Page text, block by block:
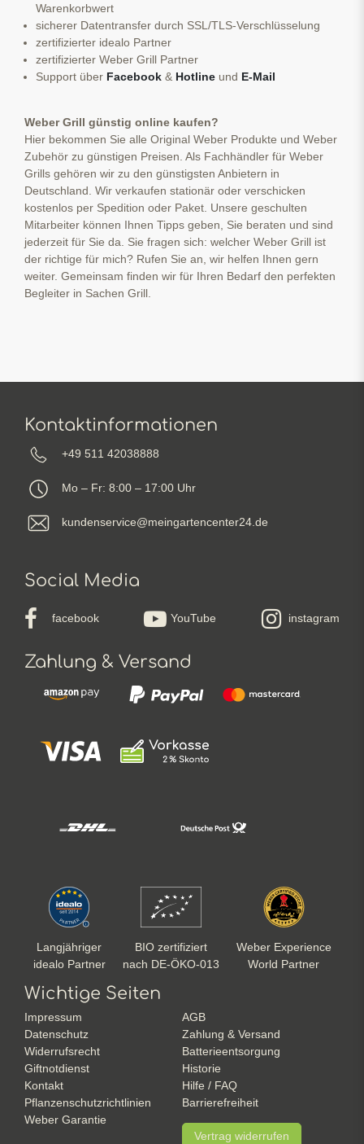
Warenkorbwert
sicherer Datentransfer durch SSL/TLS-Verschlüsselung
zertifizierter idealo Partner
zertifizierter Weber Grill Partner
Support über Facebook & Hotline und E-Mail
Weber Grill günstig online kaufen?
Hier bekommen Sie alle Original Weber Produkte und Weber
Zubehör zu günstigen Preisen. Als Fachhändler für Weber
Grills gehören wir zu den günstigsten Anbietern in
Deutschland. Wir verkaufen stationär oder verschicken
kostenlos per Spedition oder Paket. Unsere geschulten
Mitarbeiter können Ihnen Tipps geben, Sie beraten und sind
jederzeit für Sie da. Sie fragen sich: welcher Weber Grill ist
der richtige für mich? Rufen Sie an, wir helfen Ihnen gern
weiter. Gemeinsam finden wir für Ihren Bedarf den perfekten
Begleiter in Sachen Grill.
Kontaktinformationen
+49 511 42038888
Mo – Fr: 8:00 – 17:00 Uhr
kundenservice@meingartencenter24.de
Social Media
facebook YouTube instagram
Zahlung & Versand
Langjähriger
idealo Partner
BIO zertifiziert
nach DE-ÖKO-013
Weber Experience
World Partner
Wichtige Seiten
Impressum
AGB
Datenschutz
Zahlung & Versand
Widerrufsrecht
Batterieentsorgung
Giftnotdienst
Historie
Kontakt
Hilfe / FAQ
Pflanzenschutzrichtlinien
Barrierefreiheit
Weber Garantie
Vertrag widerrufen